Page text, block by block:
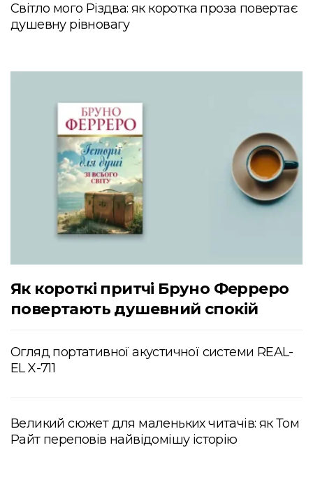
Світло мого Різдва: як коротка проза повертає
душевну рівновагу
Як короткі притчі Бруно Ферреро
повертають душевний спокій
Огляд портативної акустичної системи REAL-
EL X-711
Великий сюжет для маленьких читачів: як Том
Райт переповів найвідомішу історію